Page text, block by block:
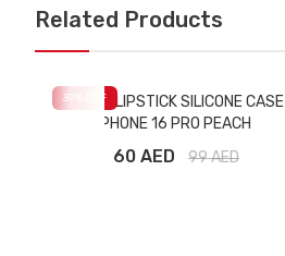
Related Products
39 % OFF
RHODE LIPSTICK SILICONE CASE
IPHONE 16 PRO PEACH
60 AED 99AED